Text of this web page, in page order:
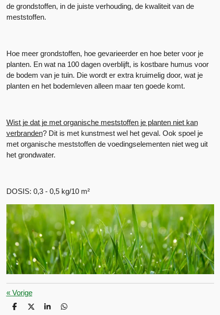
de grondstoffen, in de juiste verhouding, de kwaliteit van de
meststoffen.
Hoe meer grondstoffen, hoe gevarieerder en hoe beter voor je
planten. En wat na 100 dagen overblijft, is kostbare humus voor
de bodem van je tuin. Die wordt er extra kruimelig door, wat je
planten en het bodemleven alleen maar ten goede komt.
Wist je dat je met organische meststoffen je planten niet kan
verbranden? Dit is met kunstmest wel het geval. Ook spoel je
met organische meststoffen de voedingselementen niet weg uit
het grondwater.
DOSIS: 0,3 - 0,5 kg/10 m²
« Vorige
D
D
S
D